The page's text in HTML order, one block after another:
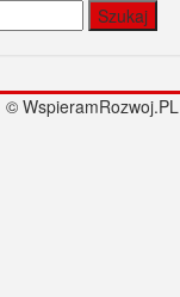
© WspieramRozwoj.PL